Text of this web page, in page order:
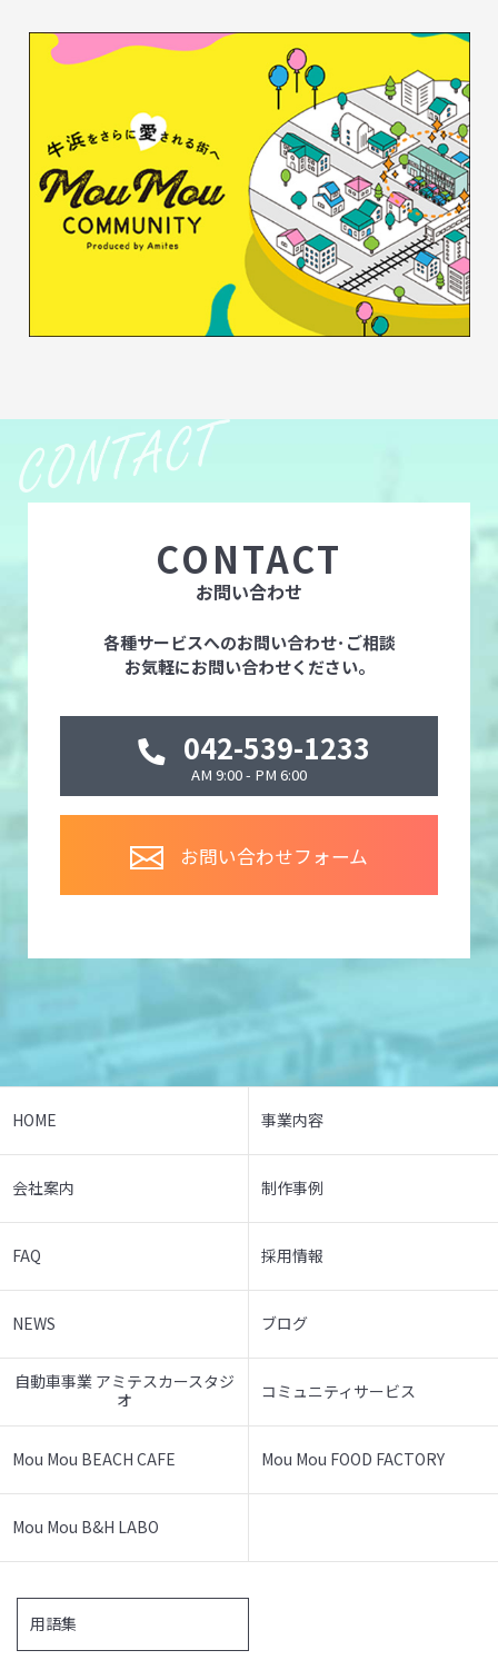
CONTACT
お問い合わせ
各種サービスへのお問い合わせ･ご相談
お気軽にお問い合わせください。
042-539-1233
AM 9:00 - PM 6:00
お問い合わせフォーム
HOME 事業内容
会社案内 制作事例
FAQ 採用情報
NEWS ブログ
自動車事業 アミテスカースタジ
オ
コミュニティサービス
Mou Mou BEACH CAFE Mou Mou FOOD FACTORY
Mou Mou B&H LABO
用語集